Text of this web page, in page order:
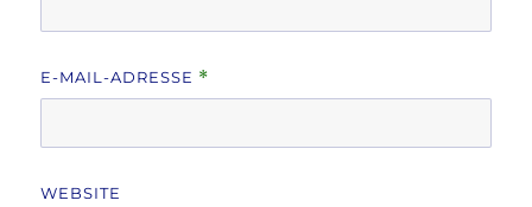
E-MAIL-ADRESSE *
WEBSITE